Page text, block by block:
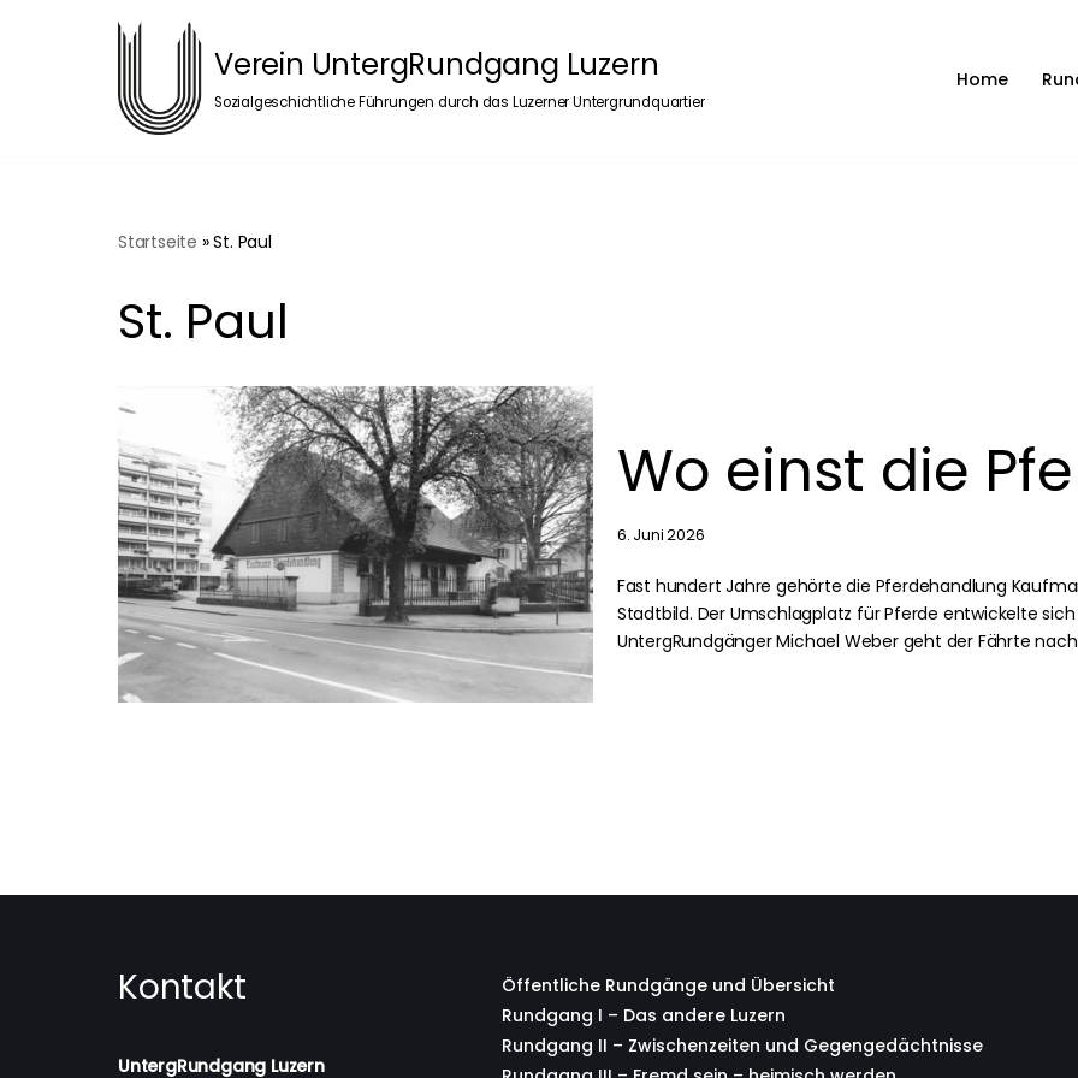
Verein UntergRundgang Luzern
Sozialgeschichtliche Führungen durch das Luzerner Untergrundquartier
Home
Startseite »St. Paul
St. Paul
Wo einst die
6. Juni 2026
Fast hundert Jahre gehörte die Pferdehandlung
Stadtbild. Der Umschlagplatz für Pferde entwickelte
UntergRundgänger Michael Weber geht der Fährte
Kontakt
UntergRundgang Luzern
Öffentliche Rundgänge und Übersicht
Rundgang I – Das andere Luzern
Rundgang II – Zwischenzeiten und Gegengedächtnisse